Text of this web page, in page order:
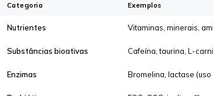
Categoria Exemplos
Nutrientes Vitaminas, minerais,
Substâncias bioativas Cafeína, taurina, L-
Enzimas Bromelina, lactase